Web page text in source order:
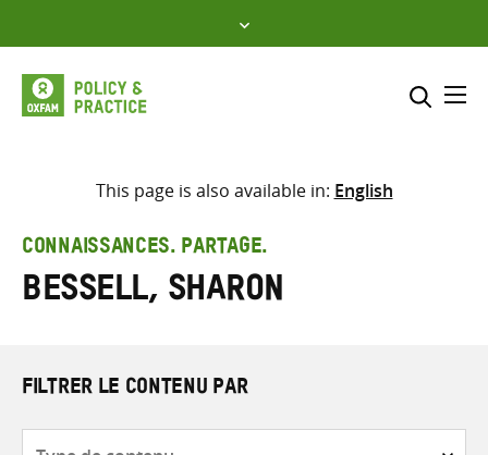
to
content
Sélectionner l’emplacement
Saisir
les
termes
This page is also available in: English
CONNAISSANCES. PARTAGE.
Bessell, Sharon
FILTRER LE CONTENU PAR